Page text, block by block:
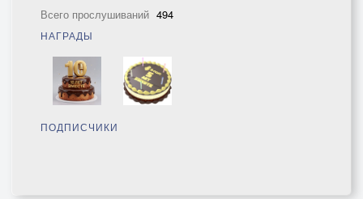
Всего прослушиваний 494
НАГРАДЫ
ПОДПИСЧИКИ